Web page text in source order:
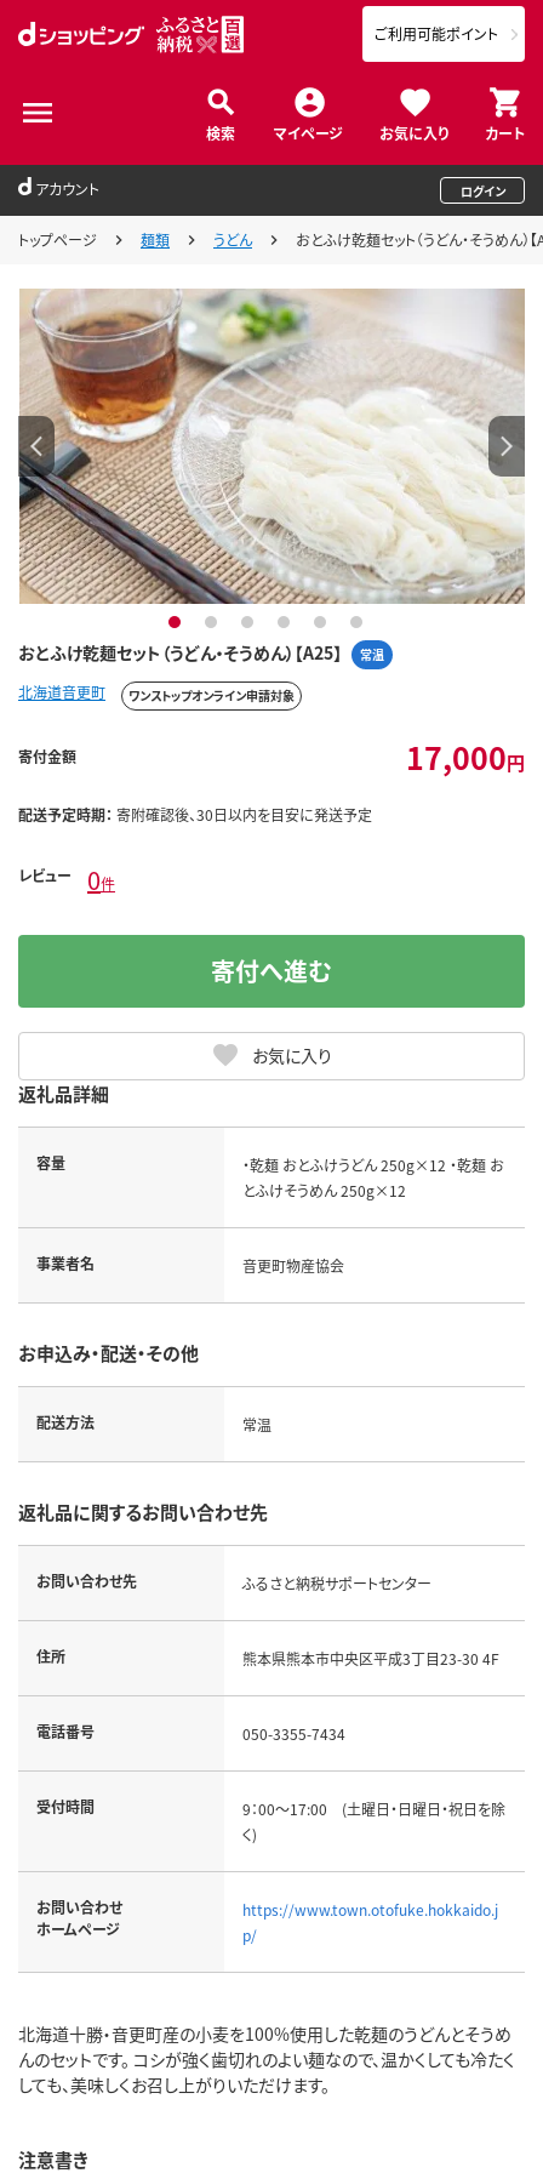
検索 マイページ お気に入り カート
ご利用可能ポイント
アカウント ログイン
トップページ 麺類 うどん おとふけ乾麺セット（うどん・そうめん）【
おとふけ乾麺セット（うどん・そうめん）【A25】 常温
1 2 3 4 5 6
北海道音更町 ワンストップオンライン申請対象
寄付金額 17,000円
配送予定時期： 寄附確認後、30日以内を目安に発送予定
レビュー 0件
お気に入り
寄付へ進む
返礼品詳細
容量
・乾麺 おとふけうどん 250g×12 ・乾麺 お
とふけそうめん 250g×12
事業者名 音更町物産協会
お申込み・配送・その他
配送方法 常温
返礼品に関するお問い合わせ先
お問い合わせ先 ふるさと納税サポートセンター
住所 熊本県熊本市中央区平成3丁目23-30 4F
電話番号 050-3355-7434
受付時間
9：00～17:00 (土曜日・日曜日・祝日を除
く)
お問い合わせ
ホームページ
https://www.town.otofuke.hokkaido.j
p/
北海道十勝・音更町産の小麦を100%使用した乾麺のうどんとそうめ
んのセットです。 コシが強く歯切れのよい麺なので、温かくしても冷たく
しても、美味しくお召し上がりいただけます。
注意書き